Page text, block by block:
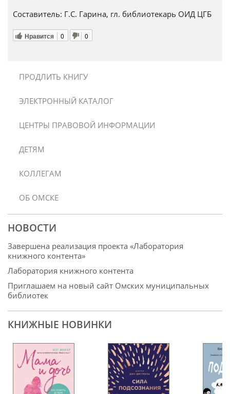
Составитель: Г.С. Гарина, гл. библиотекарь ОИД ЦГБ
Нравится 0 0
ПРОДЛИТЬ КНИГУ
ЭЛЕКТРОННЫЙ КАТАЛОГ
ЦЕНТРЫ ПРАВОВОЙ ИНФОРМАЦИИ
ДЕТЯМ
КОЛЛЕГАМ
ОБ ОМСКЕ
НОВОСТИ
Завершена реализация проекта «Лаборатория
книжного контента»
Лаборатория книжного контента
Приглашаем на новый сайт Омских муниципальных
библиотек
КНИЖНЫЕ НОВИНКИ